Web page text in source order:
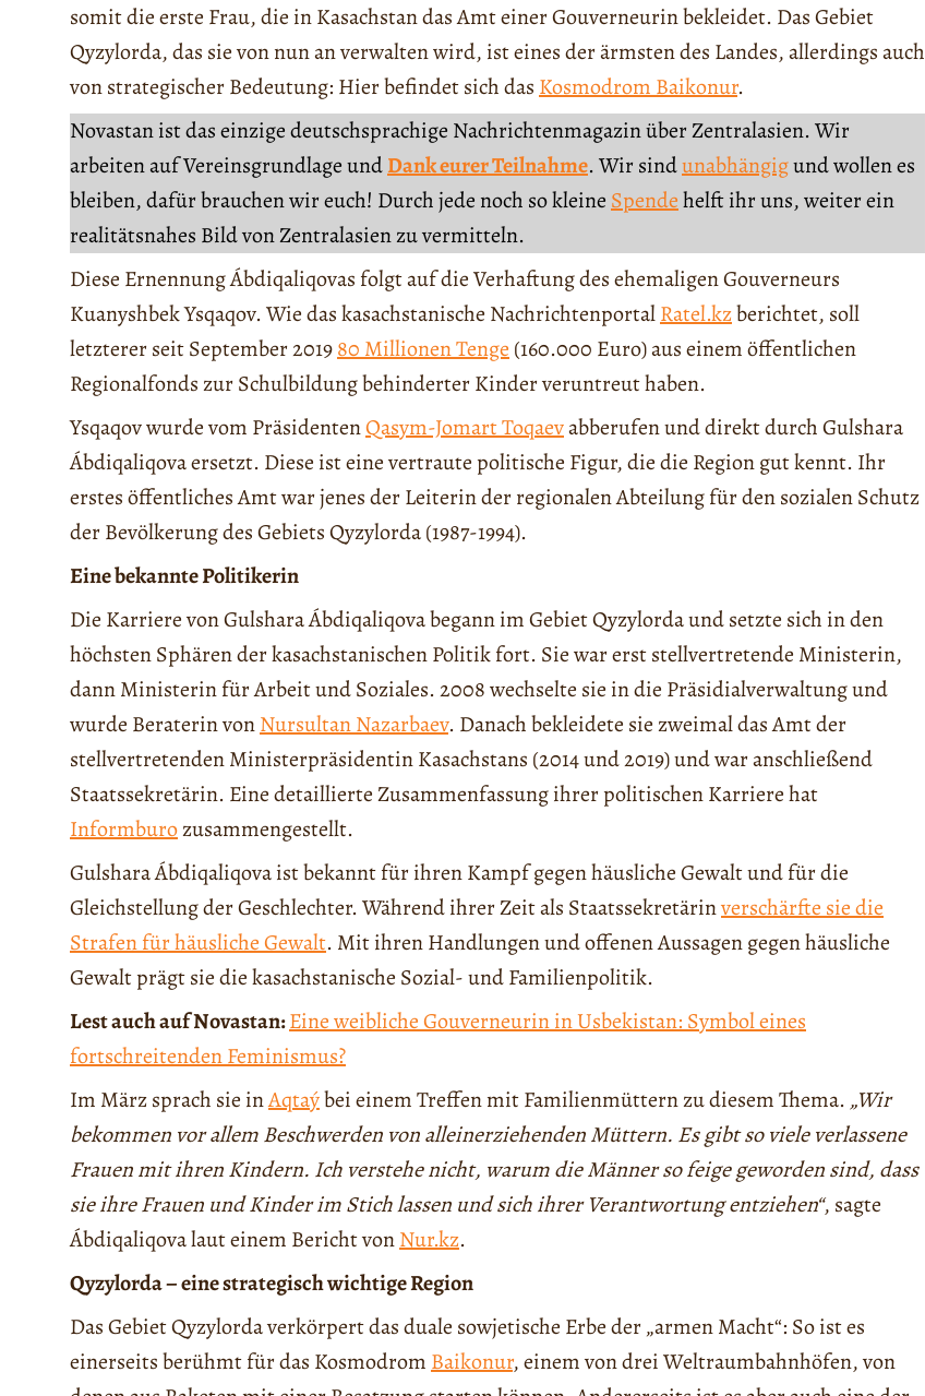
somit die erste Frau, die in Kasachstan das Amt einer Gouverneurin bekleidet. Das Gebiet
Qyzylorda, das sie von nun an verwalten wird, ist eines der ärmsten des Landes, allerdings auch
von strategischer Bedeutung: Hier befindet sich das Kosmodrom Baikonur.
Novastan ist das einzige deutschsprachige Nachrichtenmagazin über Zentralasien. Wir
arbeiten auf Vereinsgrundlage undDank eurer Teilnahme. Wir sindunabhängigund wollen es
bleiben, dafür brauchen wir euch! Durch jede noch so kleine Spendehelft ihr uns, weiter ein
realitätsnahes Bild von Zentralasien zu vermitteln.
Diese Ernennung Ábdiqaliqovas folgt auf die Verhaftung des ehemaligen Gouverneurs
Kuanyshbek Ysqaqov. Wie das kasachstanische NachrichtenportalRatel.kzberichtet, soll
letzterer seit September 201980 Millionen Tenge (160.000 Euro) aus einem öffentlichen
Regionalfonds zur Schulbildung behinderter Kinder veruntreut haben.
Ysqaqov wurde vom PräsidentenQasym-Jomart Toqaevabberufen und direkt durch Gulshara
Ábdiqaliqova ersetzt. Diese ist eine vertraute politische Figur, die die Region gut kennt. Ihr
erstes öffentliches Amt war jenes der Leiterin der regionalen Abteilung für den sozialen Schutz
der Bevölkerung des Gebiets Qyzylorda (1987-1994).
Eine bekannte Politikerin
Die Karriere von Gulshara Ábdiqaliqova begann im Gebiet Qyzylorda und setzte sich in den
höchsten Sphären der kasachstanischen Politik fort. Sie war erst stellvertretende Ministerin,
dann Ministerin für Arbeit und Soziales. 2008 wechselte sie in die Präsidialverwaltung und
wurde Beraterin vonNursultan Nazarbaev. Danach bekleidete sie zweimal das Amt der
stellvertretenden Ministerpräsidentin Kasachstans (2014 und 2019) und war anschließend
Staatssekretärin. Eine detaillierte Zusammenfassung ihrer politischen Karriere hat
Informburozusammengestellt.
Gulshara Ábdiqaliqova ist bekannt für ihren Kampf gegen häusliche Gewalt und für die
Gleichstellung der Geschlechter. Während ihrer Zeit als Staatssekretärinverschärfte sie die
Strafen für häusliche Gewalt. Mit ihren Handlungen und offenen Aussagen gegen häusliche
Gewalt prägt sie die kasachstanische Sozial- und Familienpolitik.
Lest auch auf Novastan:Eine weibliche Gouverneurin in Usbekistan: Symbol eines
fortschreitenden Feminismus?
Im März sprach sie inAqtaýbei einem Treffen mit Familienmüttern zu diesem Thema. „Wir
bekommen vor allem Beschwerden von alleinerziehenden Müttern. Es gibt so viele verlassene
Frauen mit ihren Kindern. Ich verstehe nicht, warum die Männer so feige geworden sind, dass
sie ihre Frauen und Kinder im Stich lassen und sich ihrer Verantwortung entziehen“, sagte
Ábdiqaliqova laut einem Bericht vonNur.kz.
Qyzylorda – eine strategisch wichtige Region
Das Gebiet Qyzylorda verkörpert das duale sowjetische Erbe der „armen Macht“: So ist es
einerseits berühmt für das Kosmodrom Baikonur, einem von drei Weltraumbahnhöfen, von